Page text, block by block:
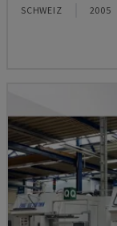
SCHWEIZ 2005